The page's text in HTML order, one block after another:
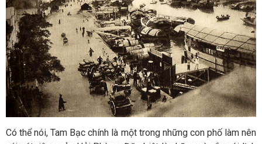
Có thể nói, Tam Bạc chính là một trong những con phố làm nên